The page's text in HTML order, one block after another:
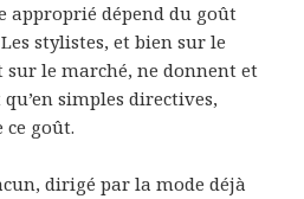
approprié dépend du goût
stylistes, et bien sur le
sur le marché, ne donnent et
simples directives,
goût.
dirigé par la mode déjà